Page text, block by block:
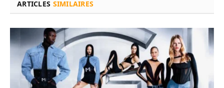
ARTICLES SIMILAIRES